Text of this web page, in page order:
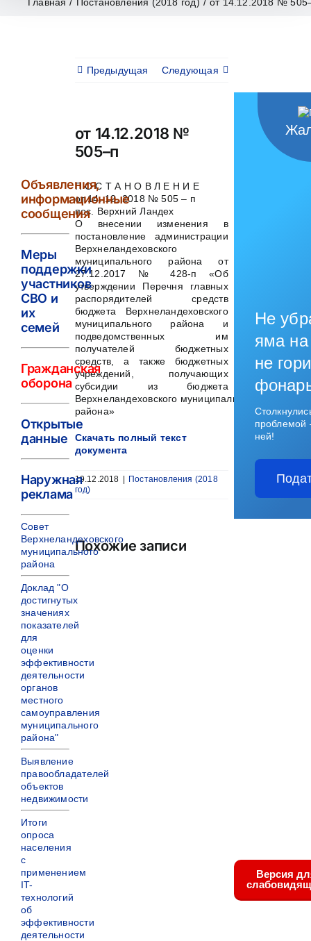
Предыдущая Следующая
от 14.12.2018 №
505–п
П О С Т А Н О В Л Е Н И Е
от 14. 12. 2018 № 505 – п
пос. Верхний Ландех
О внесении изменения в
постановление администрации
Верхнеландеховского
муниципального района от
27.12.2017 № 428-п «Об
утверждении Перечня главных
распорядителей средств
бюджета Верхнеландеховского
муниципального района и
подведомственных им
получателей бюджетных
средств, а также бюджетных
учреждений, получающих
субсидии из бюджета
Верхнеландеховского муниципального
района»
Скачать полный текст
документа
19.12.2018
Постановления (2018
год)
Похожие записи
Объявления,
информационные
сообщения
Меры
поддержки
участников
СВО и
их
семей
Гражданская
оборона
Открытые
данные
Наружная
реклама
Совет
Верхнеландеховского
муниципального
района
Доклад "О
достигнутых
значениях
показателей
для
оценки
эффективности
деятельности
органов
местного
самоуправления
муниципального
района"
Выявление
правообладателей
объектов
недвижимости
Итоги
опроса
населения
с
применением
IT-
технологий
об
эффективности
деятельности
Не
яма на
не
ней!
Версия